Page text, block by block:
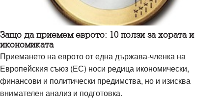
Защо да приемем еврото: 10 ползи за хората и
икономиката
Приемането на еврото от една държава-членка на
Европейския съюз (ЕС) носи редица икономически,
финансови и политически предимства, но и изисква
внимателен анализ и подготовка.